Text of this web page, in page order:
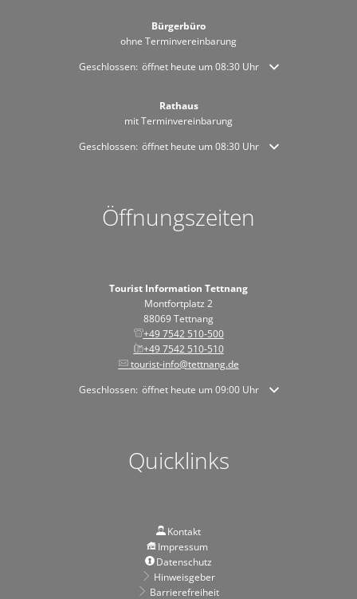
Bürgerbüro
ohne Terminvereinbarung
Klicken, um weitere Öffnungs- oder Schließzeiten
Geschlossen: öffnet heute um 08:30 Uhr
Rathaus
mit Terminvereinbarung
Klicken, um weitere Öffnungs- oder Schließzeiten
Geschlossen: öffnet heute um 08:30 Uhr
Öffnungszeiten
Tourist Information Tettnang
Montfortplatz 2
88069 Tettnang
+49 7542 510-500
+49 7542 510-510
tourist-info@tettnang.de
Klicken, um weitere Öffnungs- oder Schließzeiten
Geschlossen: öffnet heute um 09:00 Uhr
Quicklinks
Kontakt
Impressum
Datenschutz
Hinweisgeber
Barrierefreiheit